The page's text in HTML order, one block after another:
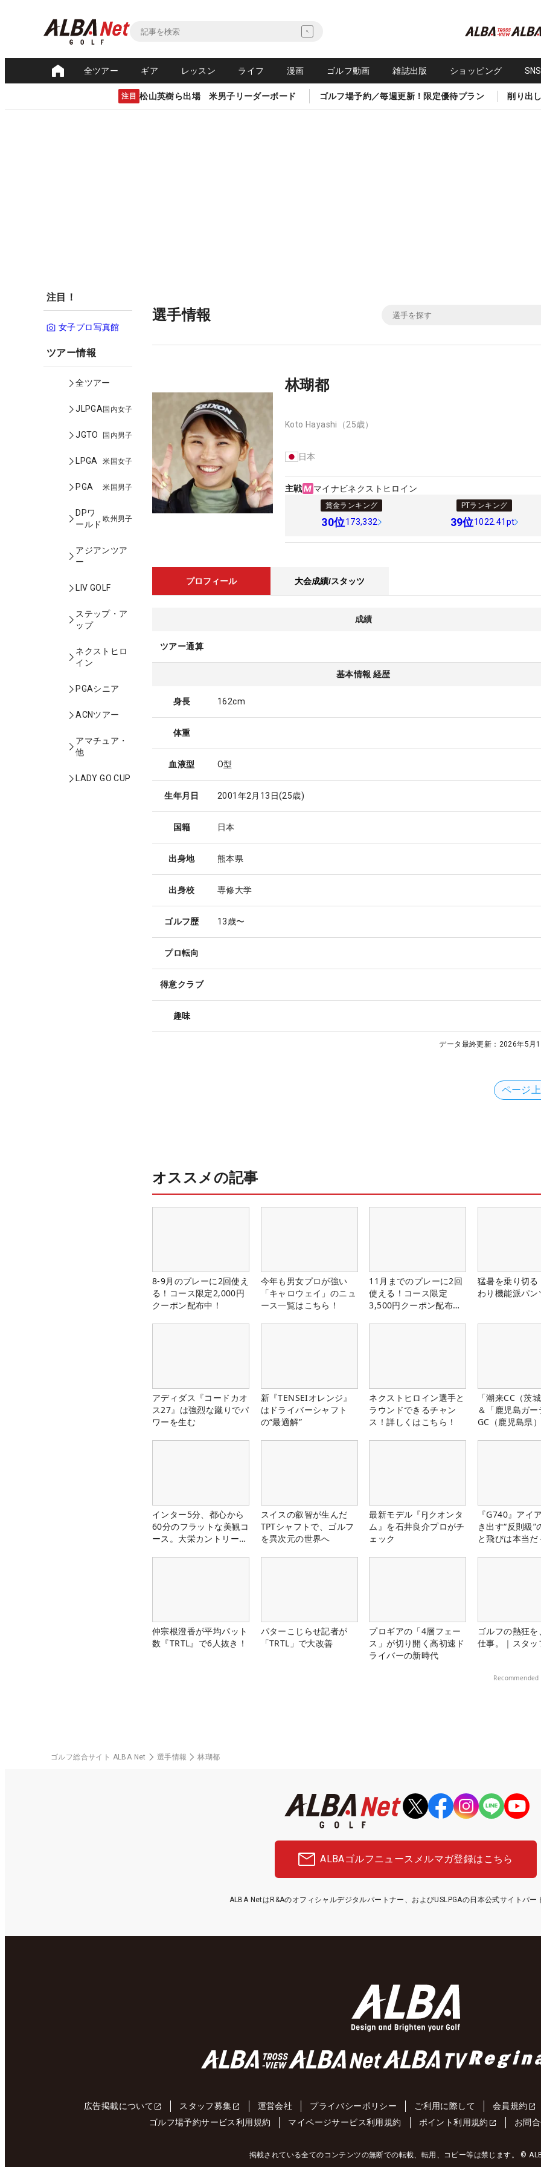
全ツアー ギア レッスン ライフ 漫画 ゴルフ動画 雑誌出版 ショッピング
注目 松山英樹ら出場 米男子リーダーボード ゴルフ場予約／毎週更新！限定優待プラン 削り出
注目！
女子プロ写真館
ツアー情報
全ツアー
JLPGA国内女子
JGTO 国内男子
LPGA 米国女子
PGA 米国男子
DPワ
ールド
欧州男子
アジアンツア
ー
LIV GOLF
ステップ・ア
ップ
ネクストヒロ
イン
PGAシニア
ACNツアー
アマチュア・
他
LADY GO CUP
選手情報
林瑚都
Koto Hayashi （25歳）
日本
主戦 マイナビネクストヒロイン
賞金ランキング
30位173,332
PTランキング
39位1022.41pt
プロフィール 大会成績/スタッツ
成績
ツアー通算
基本情報 経歴
身長 162cm
体重
血液型 O型
生年月日 2001年2月13日(25歳)
国籍 日本
出身地 熊本県
出身校 専修大学
ゴルフ歴 13歳〜
プロ転向
得意クラブ
趣味
データ最終更新： 2026年5月
ページ
オススメの記事
8-9月のプレーに2回使え
る！コース限定2,000円
クーポン配布中！
今年も男女プロが強い
「キャロウェイ」のニュ
ース一覧はこちら！
11月までのプレーに2回
使える！コース限定
3,500円クーポン配布
猛暑を乗り切る
わり機能派パン
アディダス『コードカオ
ス27』は強烈な蹴りでパ
ワーを生む
新『TENSEIオレンジ』
はドライバーシャフト
の“最適解”
ネクストヒロイン選手と
ラウンドできるチャン
ス！詳しくはこちら！
「潮来CC（茨
＆「鹿児島ガー
GC（鹿児島県
インター5分、都心から
60分のフラットな美観コ
ース。大栄カントリー俱
スイスの叡智が生んだ
TPTシャフトで、ゴルフ
を異次元の世界へ
最新モデル『FJクオンタ
ム』を石井良介プロがチ
ェック
『G740』アイ
き出す“反則級”
と飛びは本当だ
仲宗根澄香が平均パット
数『TRTL』で6人抜き！
パターこじらせ記者が
「TRTL」で大改善
プロギアの「4層フェー
ス」が切り開く高初速ド
ライバーの新時代
ゴルフの熱狂を
仕事。｜スタッ
Recommended
ゴルフ総合サイト ALBA Net 選手情報 林瑚都
ALBAゴルフニュース メルマガ登録はこちら
ALBA NetはR&Aのオフィシャルデジタルパートナー、およびUSLPGAの日本公式サイトパー
広告掲載について スタッフ募集 運営会社 プライバシーポリシー ご利用に際して 会員規約
ゴルフ場予約サービス利用規約
マイページサービス利用規約 ポイント利用規約 お問
掲載されている全てのコンテンツの無断での転載、転用、コピー等は禁じます。 ©